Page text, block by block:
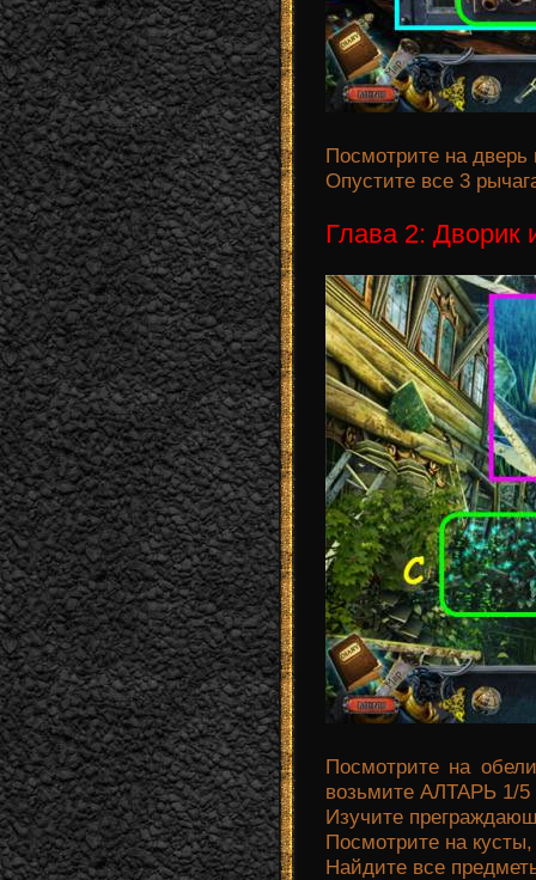
Посмотрите на
Опустите все 3
Глава 2: Дворик
Посмотрите на
возьмите АЛТАРЬ 1/
Изучите
Посмотрите на
Найдите все